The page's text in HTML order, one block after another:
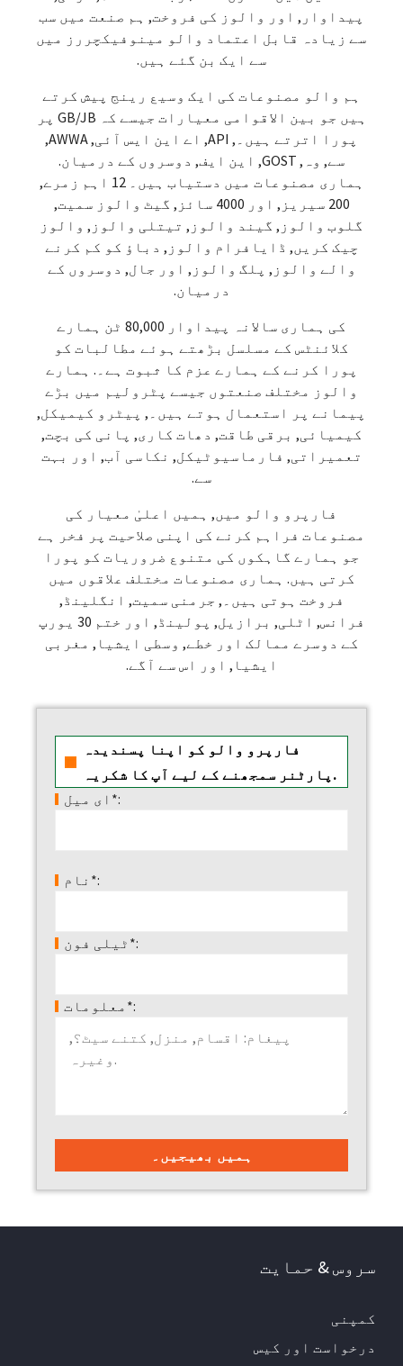
پیداوار, اور والوز کی فروخت, ہم صنعت میں سب
سے زیادہ قابل اعتماد والو مینوفیکچررز میں
سے ایک بن گئے ہیں.
ہم والو مصنوعات کی ایک وسیع رینج پیش کرتے
ہیں جو بین الاقوامی معیارات جیسے کہ GB/JB پر
پورا اترتے ہیں۔, API, اے این ایس آئی, AWWA,
سے, وہ, GOST, این ایف, دوسروں کے درمیان.
ہماری مصنوعات میں دستیاب ہیں۔ 12 اہم زمرے,
200 سیریز, اور 4000 سائز, گیٹ والوز سمیت,
گلوب والوز, گیند والوز, تیتلی والوز, والوز
چیک کریں, ڈایافرام والوز, دباؤ کو کم کرنے
والے والوز, پلگ والوز, اور جال, دوسروں کے
درمیان.
کی ہماری سالانہ پیداوار 80,000 ٹن ہمارے
کلائنٹس کے مسلسل بڑھتے ہوئے مطالبات کو
پورا کرنے کے ہمارے عزم کا ثبوت ہے۔. ہمارے
والوز مختلف صنعتوں جیسے پٹرولیم میں بڑے
پیمانے پر استعمال ہوتے ہیں۔, پیٹرو کیمیکل,
کیمیائی, برقی طاقت, دھات کاری, پانی کی بچت,
تعمیراتی, فارماسیوٹیکل, نکاسی آب, اور بہت
سے.
فارپرو والو میں, ہمیں اعلیٰ معیار کی
مصنوعات فراہم کرنے کی اپنی صلاحیت پر فخر ہے
جو ہمارے گاہکوں کی متنوع ضروریات کو پورا
کرتی ہیں. ہماری مصنوعات مختلف علاقوں میں
فروخت ہوتی ہیں۔, جرمنی سمیت, انگلینڈ,
فرانس, اٹلی, برازیل, پولینڈ, اور ختم 30 یورپ
کے دوسرے ممالک اور خطے, وسطی ایشیا, مغربی
ایشیا, اور اس سے آگے.
فارپرو والو کو اپنا پسندیدہ
پارٹنر سمجھنے کے لیے آپ کا شکریہ.
ای میل*:
نام*:
ٹیلی فون*:
معلومات*:
سروس & حمایت
کمپنی
درخواست اور کیس